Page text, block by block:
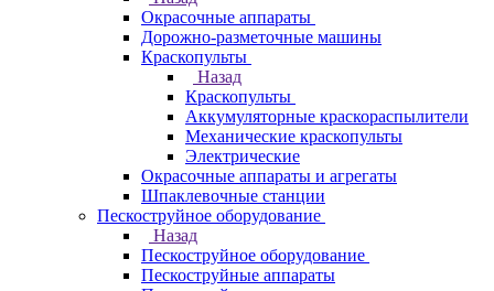
Окрасочные аппараты
Дорожно-разметочные машины
Краскопульты
Назад
Краскопульты
Аккумуляторные краскораспылители
Механические краскопульты
Электрические
Окрасочные аппараты и агрегаты
Шпаклевочные станции
Пескоструйное оборудование
Назад
Пескоструйное оборудование
Пескоструйные аппараты